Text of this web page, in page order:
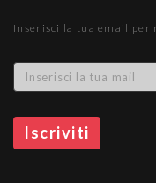
Inserisci la tua email per